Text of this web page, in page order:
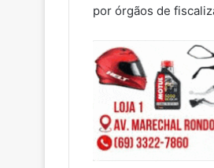
por órgãos de